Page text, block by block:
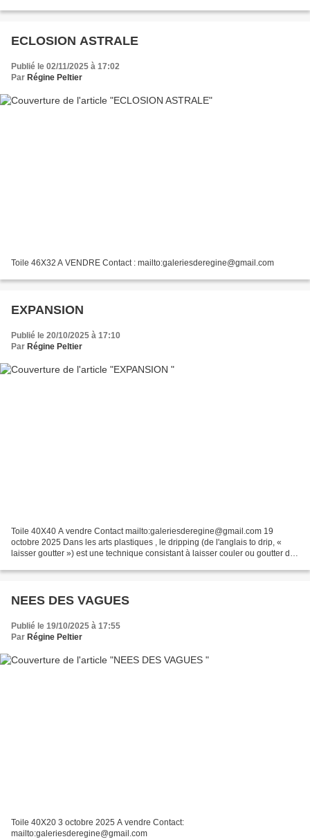
ECLOSION ASTRALE
Publié le 02/11/2025 à 17:02
Par Régine Peltier
Toile 46X32 A VENDRE Contact : mailto:galeriesderegine@gmail.com
EXPANSION
Publié le 20/10/2025 à 17:10
Par Régine Peltier
Toile 40X40 A vendre Contact mailto:galeriesderegine@gmail.com 19
octobre 2025 Dans les arts plastiques , le dripping (de l'anglais to drip, «
laisser goutter ») est une technique consistant à laisser couler ou goutter de
NEES DES VAGUES
Publié le 19/10/2025 à 17:55
Par Régine Peltier
Toile 40X20 3 octobre 2025 A vendre Contact:
mailto:galeriesderegine@gmail.com